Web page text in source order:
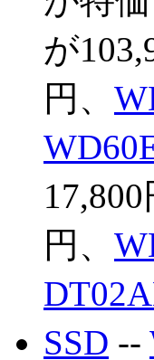
が
円、
17,800
円、
SSD --